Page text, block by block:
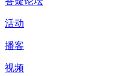
活动
播客
视频